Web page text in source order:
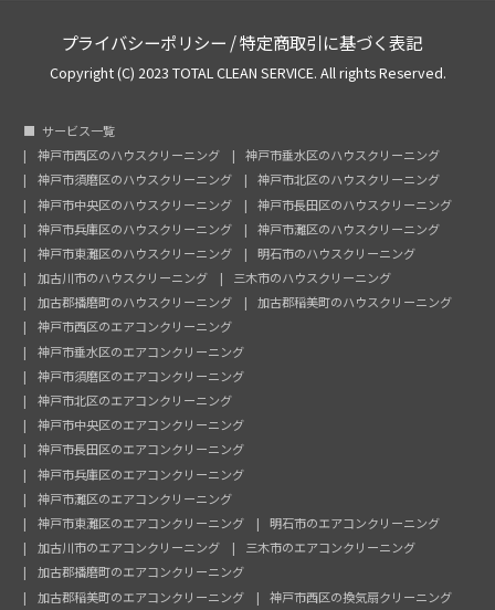
プライバシーポリシー /特定商取引に基づく表記
Copyright (C) 2023 TOTAL CLEAN SERVICE. All rights Reserved.
サービス一覧
神戸市西区のハウスクリーニング
神戸市垂水区のハウスクリーニング
神戸市須磨区のハウスクリーニング
神戸市北区のハウスクリーニング
神戸市中央区のハウスクリーニング
神戸市長田区のハウスクリーニング
神戸市兵庫区のハウスクリーニング
神戸市灘区のハウスクリーニング
神戸市東灘区のハウスクリーニング
明石市のハウスクリーニング
加古川市のハウスクリーニング
三木市のハウスクリーニング
加古郡播磨町のハウスクリーニング
加古郡稲美町のハウスクリーニング
神戸市西区のエアコンクリーニング
神戸市垂水区のエアコンクリーニング
神戸市須磨区のエアコンクリーニング
神戸市北区のエアコンクリーニング
神戸市中央区のエアコンクリーニング
神戸市長田区のエアコンクリーニング
神戸市兵庫区のエアコンクリーニング
神戸市灘区のエアコンクリーニング
神戸市東灘区のエアコンクリーニング
明石市のエアコンクリーニング
加古川市のエアコンクリーニング
三木市のエアコンクリーニング
加古郡播磨町のエアコンクリーニング
加古郡稲美町のエアコンクリーニング
神戸市西区の換気扇クリーニング